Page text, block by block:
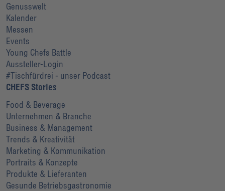
Genusswelt
Kalender
Messen
Events
Young Chefs Battle
Aussteller-Login
#Tischfürdrei - unser Podcast
CHEFS Stories
Food & Beverage
Unternehmen & Branche
Business & Management
Trends & Kreativität
Marketing & Kommunikation
Portraits & Konzepte
Produkte & Lieferanten
Gesunde Betriebsgastronomie